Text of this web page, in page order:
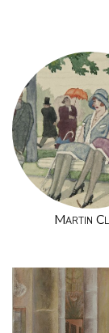
Martin